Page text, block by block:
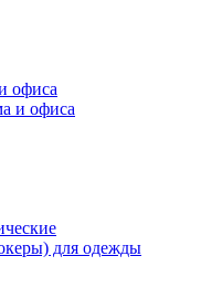
офиса
и офиса
для одежды